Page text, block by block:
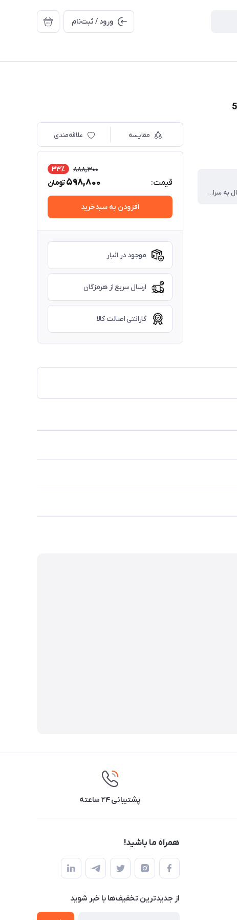
ورود / ثبت‌نام
آماده ارسال به سراسر کشور
مقایسه علاقه‌مندی
قیمت:
888,300 33٪
598,800تومان
افزودن به سبدخرید
موجود در انبار
ارسال سریع از هرمزگان
گارانتی اصالت کالا
پشتیبانی ۲۴ ساعته
همراه ما باشید!
از جدید‌ترین تخفیف‌ها با‌ خبر شوید